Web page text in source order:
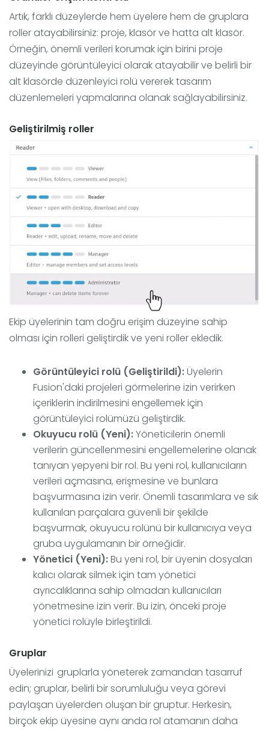
Artık, farklı düzeylerde hem üyelere hem de gruplara
roller atayabilirsiniz: proje, klasör ve hatta alt klasör.
Örneğin, önemli verileri korumak için birini proje
düzeyinde görüntüleyici olarak atayabilir ve belirli bir
alt klasörde düzenleyici rolü vererek tasarım
düzenlemeleri yapmalarına olanak sağlayabilirsiniz.
Geliştirilmiş roller
Ekip üyelerinin tam doğru erişim düzeyine sahip
olması için rolleri geliştirdik ve yeni roller ekledik.
Görüntüleyici rolü (Geliştirildi):Üyelerin
Fusion'daki projeleri görmelerine izin verirken
içeriklerin indirilmesini engellemek için
görüntüleyici rolümüzü geliştirdik.
Okuyucu rolü (Yeni):Yöneticilerin önemli
verilerin güncellenmesini engellemelerine olanak
tanıyan yepyeni bir rol. Bu yeni rol, kullanıcıların
verileri açmasına, erişmesine ve bunlara
başvurmasına izin verir. Önemli tasarımlara ve sık
kullanılan parçalara güvenli bir şekilde
başvurmak, okuyucu rolünü bir kullanıcıya veya
gruba uygulamanın bir örneğidir.
Yönetici (Yeni):Bu yeni rol, bir üyenin dosyaları
kalıcı olarak silmek için tam yönetici
ayrıcalıklarına sahip olmadan kullanıcıları
yönetmesine izin verir. Bu izin, önceki proje
yönetici rolüyle birleştirildi.
Gruplar
Üyelerinizi gruplarla yöneterek zamandan tasarruf
edin; gruplar, belirli bir sorumluluğu veya görevi
paylaşan üyelerden oluşan bir gruptur. Herkesin,
birçok ekip üyesine aynı anda rol atamanın daha